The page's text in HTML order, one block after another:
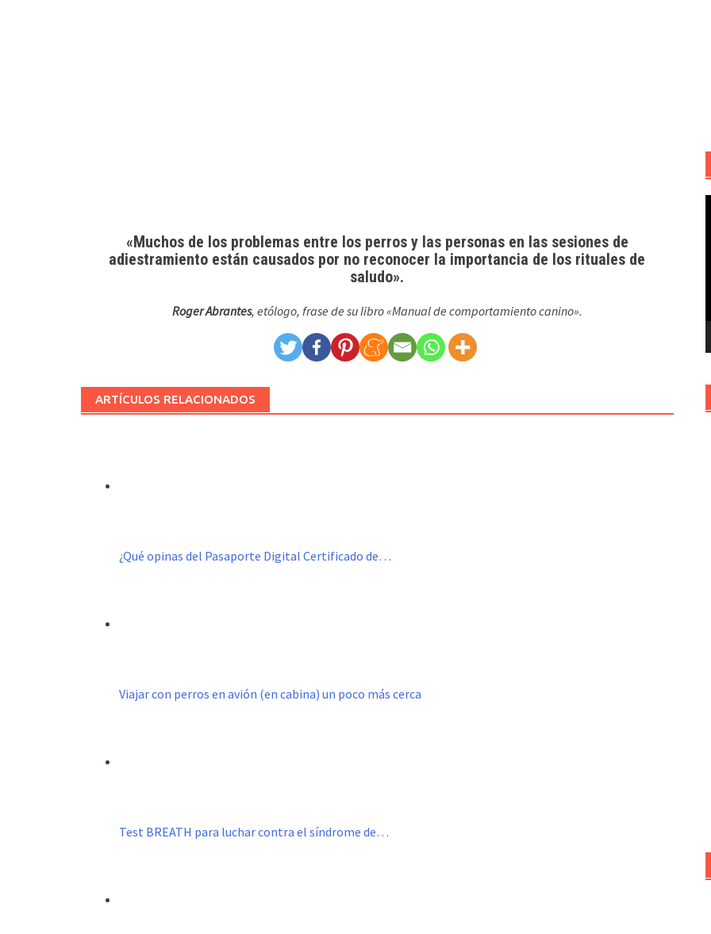
«Muchos de los problemas entre los perros y las personas en las sesiones de
adiestramiento están causados por no reconocer la importancia de los rituales de
saludo».
Roger Abrantes, etólogo, frase de su libro «Manual de comportamiento canino».
ARTÍCULOS RELACIONADOS
¿Qué opinas del Pasaporte Digital Certificado de…
Viajar con perros en avión (en cabina) un poco más cerca
Test BREATH para luchar contra el síndrome de…